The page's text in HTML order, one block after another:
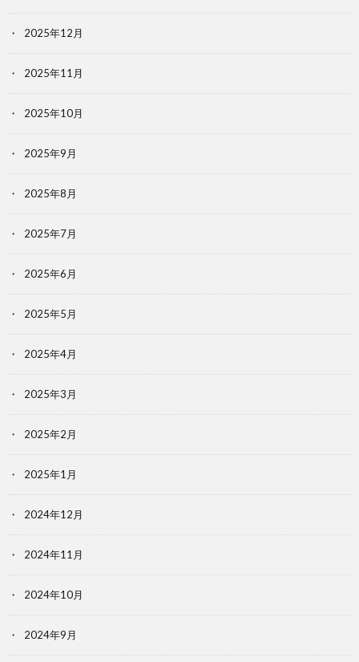
2025年12月
2025年11月
2025年10月
2025年9月
2025年8月
2025年7月
2025年6月
2025年5月
2025年4月
2025年3月
2025年2月
2025年1月
2024年12月
2024年11月
2024年10月
2024年9月